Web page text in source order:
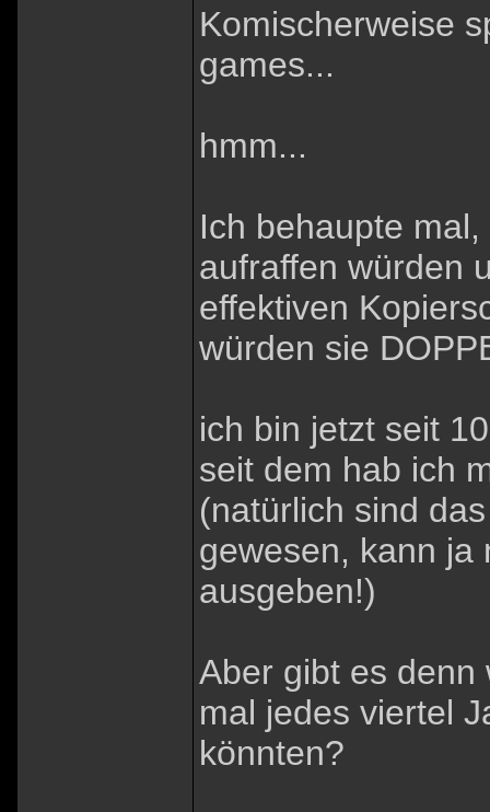
Komischerweise
games...
hmm...
Ich behaupte
aufraffen würden
effektiven
würden sie
ich bin jetzt seit
seit dem hab ich
(natürlich sind
gewesen, kann ja
ausgeben!)
Aber gibt es denn
mal jedes viertel
könnten?